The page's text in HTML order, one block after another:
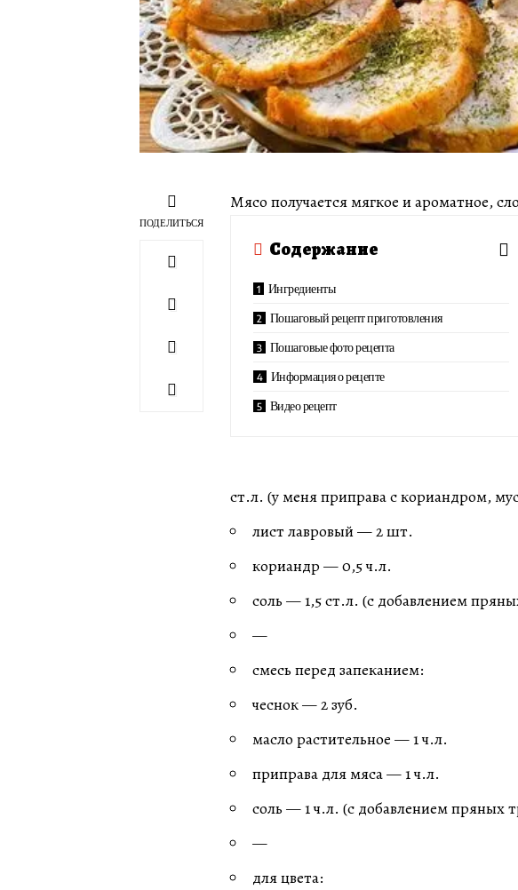
ПОДЕЛИТЬСЯ
Мясо получается мягкое и ароматное,
Содержание
Ингредиенты
Пошаговый рецепт приготовления
Пошаговые фото рецепта
Информация о рецепте
Видео рецепт
ст.л. (у меня приправа с кориандром,
лист лавровый — 2 шт.
кориандр — 0,5 ч.л.
соль — 1,5 ст.л. (с добавлением
—
смесь перед запеканием:
чеснок — 2 зуб.
масло растительное — 1 ч.л.
приправа для мяса — 1 ч.л.
соль — 1 ч.л. (с добавлением пряных
—
для цвета: